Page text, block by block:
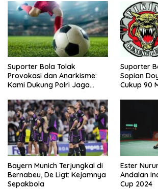
Suporter Bola Tolak
Provokasi dan Anarkisme:
Kami Dukung Polri Jaga
Suporter
Sopian
Cukup 90
Bayern Munich Terjungkal di
Bernabeu, De Ligt: Kejamnya
Sepakbola
Ester
Andalan
Cup 2024